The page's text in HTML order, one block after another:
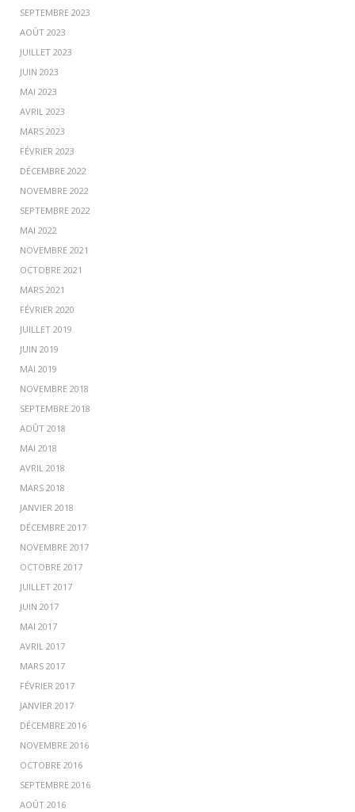
SEPTEMBRE 2023
AOÛT 2023
JUILLET 2023
JUIN 2023
MAI 2023
AVRIL 2023
MARS 2023
FÉVRIER 2023
DÉCEMBRE 2022
NOVEMBRE 2022
SEPTEMBRE 2022
MAI 2022
NOVEMBRE 2021
OCTOBRE 2021
MARS 2021
FÉVRIER 2020
JUILLET 2019
JUIN 2019
MAI 2019
NOVEMBRE 2018
SEPTEMBRE 2018
AOÛT 2018
MAI 2018
AVRIL 2018
MARS 2018
JANVIER 2018
DÉCEMBRE 2017
NOVEMBRE 2017
OCTOBRE 2017
JUILLET 2017
JUIN 2017
MAI 2017
AVRIL 2017
MARS 2017
FÉVRIER 2017
JANVIER 2017
DÉCEMBRE 2016
NOVEMBRE 2016
OCTOBRE 2016
SEPTEMBRE 2016
AOÛT 2016